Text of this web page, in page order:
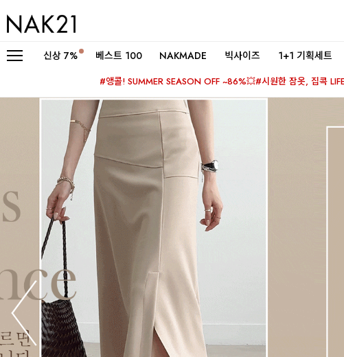
신상 7% 베스트 100 NAKMADE 빅사이즈 1+1 기획세트
#앵콜! SUMMER SEASON OFF ~86%💥#시원한 잠옷, 집콕